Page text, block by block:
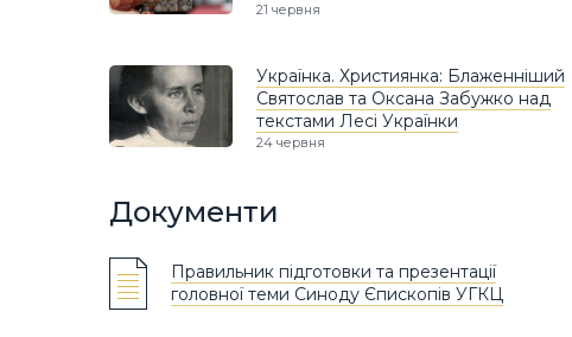
21 червня
Українка. Християнка: Блаженніший
Святослав та Оксана Забужко над
текстами Лесі Українки
24 червня
Документи
Правильник підготовки та презентації
головної теми Синоду Єпископів УГКЦ